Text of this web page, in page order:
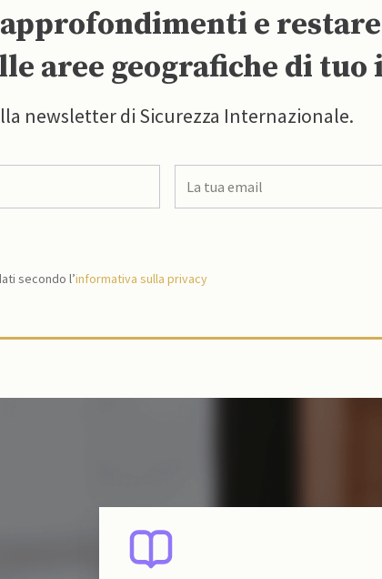
e
aree geografiche di tuo
newsletter di Sicurezza Internazionale.
secondo l’informativa sulla privacy